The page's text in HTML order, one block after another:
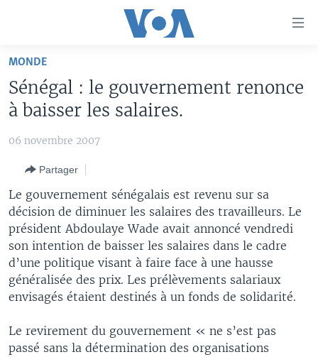
Retour
navigation
Retour
recherche
AFRIQUE
SPORT
TV
WASHINGTON FORUM
CORRESPONDANT VOA
FOCUS SAHEL
REPORTAGES
VOUS + NOUS
CARNET DE SANTÉ
À VOTRE AVIS
VOTRE SANTÉ VOTRE AVENIR
LE MONDE AU FÉMININ
L'AMÉRIQUE ET VOUS
DIALOGUE DES RELIGIONS
RM SHOW
BAMBARA
FULFULDE
LINGALA
SANGO
Apprenez L'anglais
SUIVEZ-NOUS
Langues
MONDE
Sénégal : le gouvernement renonce
à baisser les salaires.
06 novembre 2007
Partager
Le gouvernement sénégalais est revenu sur sa
décision de diminuer les salaires des travailleurs. Le
président Abdoulaye Wade avait annoncé vendredi
son intention de baisser les salaires dans le cadre
d’une politique visant à faire face à une hausse
généralisée des prix. Les prélèvements salariaux
envisagés étaient destinés à un fonds de solidarité.
Le revirement du gouvernement « ne s’est pas
passé sans la détermination des organisations